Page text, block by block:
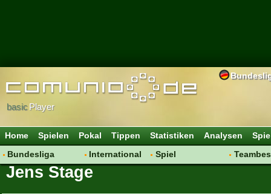
basicPlayer
Home Spielen Pokal Tippen Statistiken Analysen
Bundesliga
Hot News
International
Vereine
Spiel
Jens Stage